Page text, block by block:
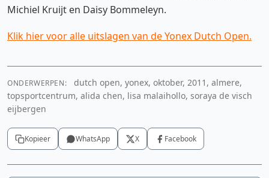
Michiel Kruijt en Daisy Bommeleyn.
Klik hier voor alle uitslagen van de Yonex Dutch Open.
ONDERWERPEN:
dutch open, yonex, oktober, 2011, almere,
topsportcentrum, alida chen, lisa malaihollo, soraya de visch
eijbergen
Kopieer WhatsApp X Facebook